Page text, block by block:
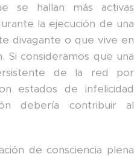
se hallan más activas
la ejecución de una
divagante o que vive en
Si consideramos que una
de la red por
estados de infelicidad
debería contribuir al
de consciencia plena